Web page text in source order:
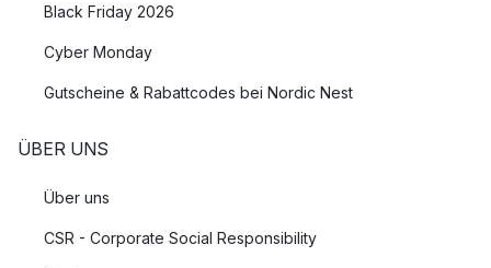
Black Friday 2026
Cyber Monday
Gutscheine & Rabattcodes bei Nordic Nest
ÜBER UNS
Über uns
CSR - Corporate Social Responsibility